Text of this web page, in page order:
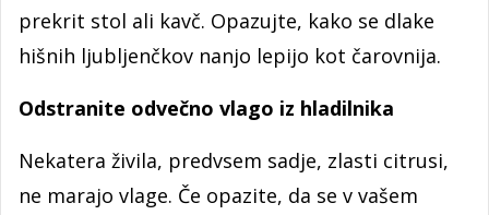
prekrit stol ali kavč. Opazujte, kako se dlake
hišnih ljubljenčkov nanjo lepijo kot čarovnija.
Odstranite odvečno vlago iz hladilnika
Nekatera živila, predvsem sadje, zlasti citrusi,
ne marajo vlage. Če opazite, da se v vašem